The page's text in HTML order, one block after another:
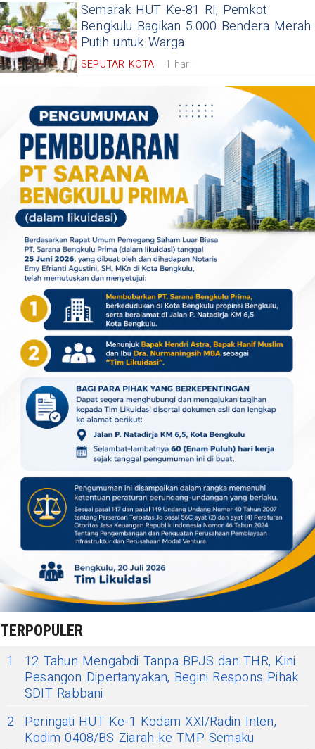
Semarak HUT Ke-81 RI, Pemkot
Bengkulu Bagikan 5.000 Bendera Merah
Putih untuk Warga
SEPUTAR KOTA 1 hari
TERPOPULER
1
12 Tahun Mengabdi Tanpa BPJS dan THR, Kini
Pesangon Dipertanyakan, Begini Respons Pihak
SDIT Rabbani
2
Peringati HUT Ke-1 Kodam XXI/Radin Inten,
Kodim 0408/BS Ziarah ke TMP Semaku